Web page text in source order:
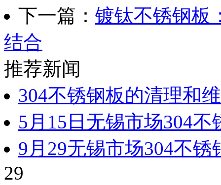
下一篇： 镀钛不锈钢板
结合
推荐新闻
304不锈钢板的清理和
5月15日无锡市场304
9月29无锡市场304不
29